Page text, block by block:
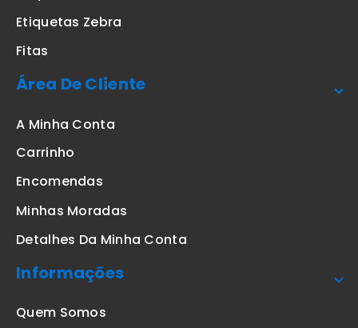
Etiquetas Zebra
Fitas
Área De Cliente
A Minha Conta
Carrinho
Encomendas
Minhas Moradas
Detalhes Da Minha Conta
Informações
Quem Somos